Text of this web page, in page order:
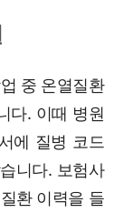
중 온열질환
다. 이때 병원
에 질병 코드
니다. 보험사
환 이력을 들